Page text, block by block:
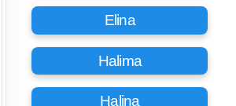
Elina
Halima
Halina